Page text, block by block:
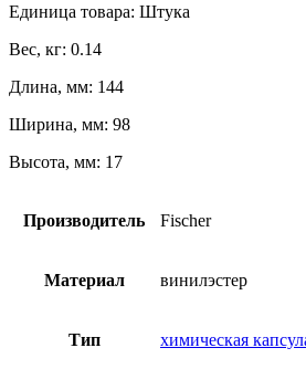
Единица товара: Штука
Вес, кг: 0.14
Длина, мм: 144
Ширина, мм: 98
Высота, мм: 17
Производитель Fischer
Материал винилэстер
Тип химическая